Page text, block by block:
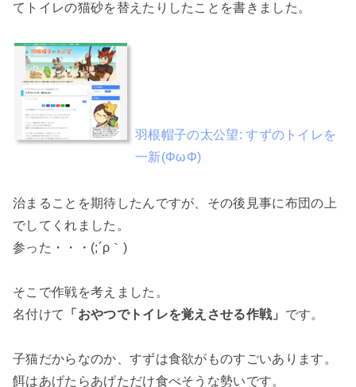
てトイレの猫砂を替えたりしたことを書きました。
羽根帽子の太公望: すずのトイレを
一新(ΦωΦ)
治まることを期待したんですが、その後見事に布団の上
でしてくれました。
参った・・・(;´ρ｀)
そこで作戦を考えました。
名付けて
「おやつでトイレを覚えさせる作戦」 です。
子猫だからなのか、すずは食欲がものすごいあります。
餌はあげたらあげただけ食べそうな勢いです。